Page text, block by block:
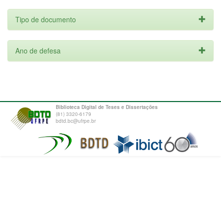
Tipo de documento
Ano de defesa
Biblioteca Digital de Teses e Dissertações
(81) 3320-6179
bdtd.bc@ufrpe.br